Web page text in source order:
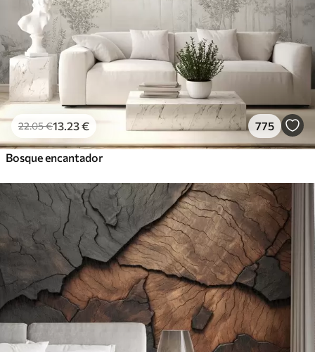
22.05€13 .23€ 775
Bosque encantador